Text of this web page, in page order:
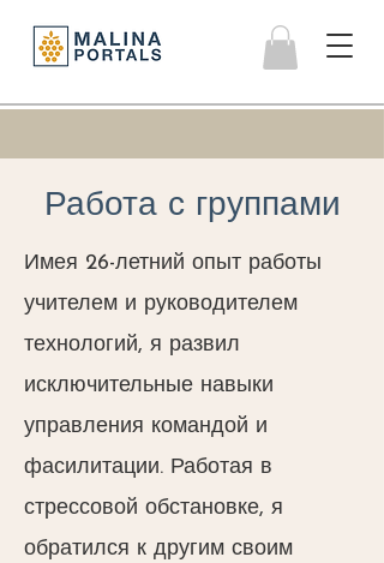
Работа с группами
Имея 26-летний опыт работы
учителем и руководителем
технологий, я развил
исключительные навыки
управления командой и
фасилитации. Работая в
стрессовой обстановке, я
обратился к другим своим